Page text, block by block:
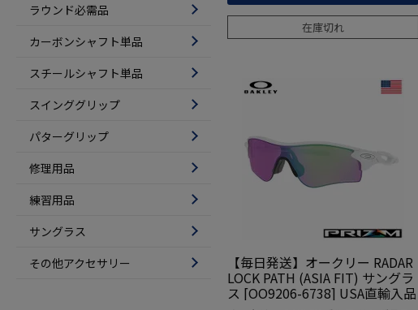
ラウンド必需品
カーボンシャフト単品
スチールシャフト単品
スインググリップ
パターグリップ
修理用品
練習用品
サングラス
その他アクセサリー
在庫切れ
【毎日発送】オークリー RADAR
LOCK PATH (ASIA FIT) サングラ
ス [OO9206-6738] USA直輸入品